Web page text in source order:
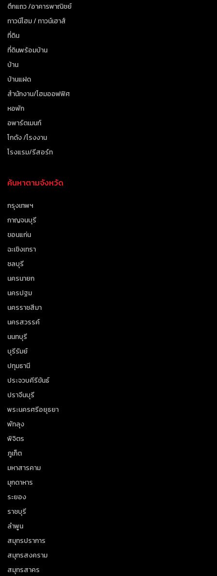
ตึกแถว /อาคารพาณิชย์
ทาวน์โฮม / ทาวน์เฮาส์
ที่ดิน
ที่ดินพร้อมบ้าน
บ้าน
บ้านแฝด
สำนักงาน/โฮมออฟฟิศ
หอพัก
อพาร์ตเมนท์
โกดัง /โรงงาน
โรงแรม/รีสอร์ท
ค้นหาตามจังหวัด
กรุงเทพฯ
กาญจนบุรี
ขอนแก่น
ฉะเชิงเทรา
ชลบุรี
นครนายก
นครปฐม
นครราชสีมา
นครสวรรค์
นนทบุรี
บุรีรัมย์
ปทุมธานี
ประจวบคีรีขันธ์
ปราจีนบุรี
พระนครศรีอยุธยา
พัทลุง
พิจิตร
ภูเก็ต
มหาสารคาม
มุกดาหาร
ระยอง
ราชบุรี
ลำพูน
สมุทรปราการ
สมุทรสงคราม
สมุทรสาคร